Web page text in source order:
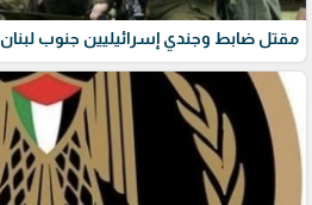
مقتل ضابط وجندي إسرائيليين جنوب لبنان